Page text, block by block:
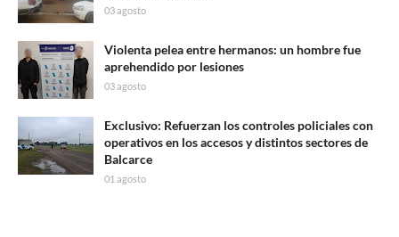
03 agosto
Violenta pelea entre hermanos: un hombre fue
aprehendido por lesiones
03 agosto
Exclusivo: Refuerzan los controles policiales con
operativos en los accesos y distintos sectores de
Balcarce
01 agosto